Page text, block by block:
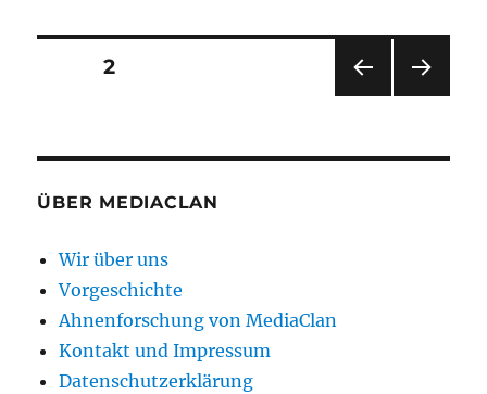
Seitennummerierung
Beiträge
SEIT
SEITE2
E
ÜBER MEDIACLAN
Wir über uns
Vorgeschichte
Ahnenforschung von MediaClan
Kontakt und Impressum
Datenschutzerklärung